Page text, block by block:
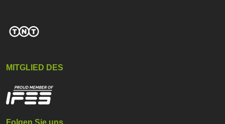
MITGLIED DES
Folgen Sie uns